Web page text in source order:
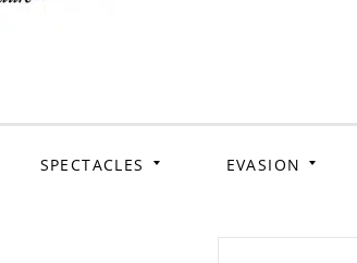
SPECTACLES EVASION